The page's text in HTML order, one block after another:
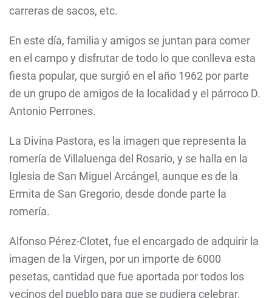
carreras de sacos, etc.
En este día, familia y amigos se juntan para comer
en el campo y disfrutar de todo lo que conlleva esta
fiesta popular, que surgió en el año 1962 por parte
de un grupo de amigos de la localidad y el párroco D.
Antonio Perrones.
La Divina Pastora, es la imagen que representa la
romería de Villaluenga del Rosario, y se halla en la
Iglesia de San Miguel Arcángel, aunque es de la
Ermita de San Gregorio, desde donde parte la
romería.
Alfonso Pérez-Clotet, fue el encargado de adquirir la
imagen de la Virgen, por un importe de 6000
pesetas, cantidad que fue aportada por todos los
vecinos del pueblo para que se pudiera celebrar.